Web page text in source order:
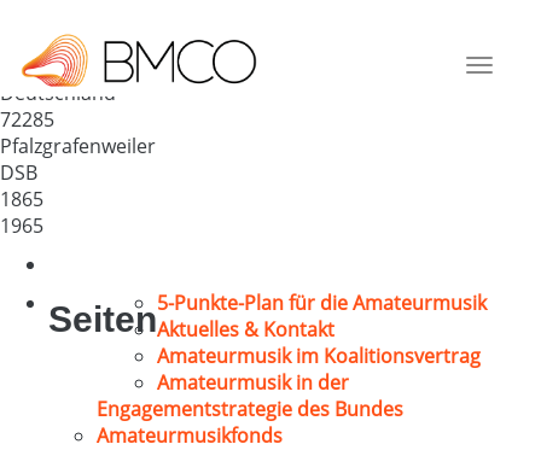
Toggle
Pfalzgrafenweiler eV.
Deutschland
72285
Pfalzgrafenweiler
DSB
1865
1965
Seiten5-Punkte-Plan für die Amateurmusik
Aktuelles & Kontakt
Amateurmusik im Koalitionsvertrag
Amateurmusik in der
Engagementstrategie des Bundes
Amateurmusikfonds